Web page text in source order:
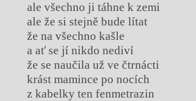
ale všechno ji táhne k zemi
ale že si stejně bude lítat
že na všechno kašle
a ať se jí nikdo nediví
že se naučila už ve čtrnácti
krást mamince po nocích
z kabelky ten fenmetrazin